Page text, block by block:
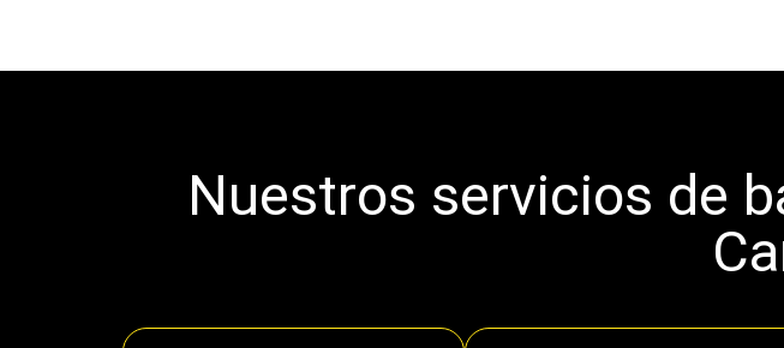
Nuestros servicios de